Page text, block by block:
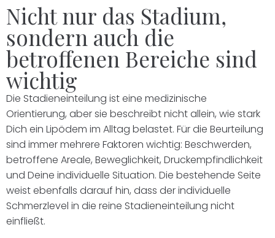
Nicht nur das Stadium,
sondern auch die
betroffenen Bereiche sind
wichtig
Die Stadieneinteilung ist eine medizinische
Orientierung, aber sie beschreibt nicht allein, wie stark
Dich ein Lipödem im Alltag belastet. Für die Beurteilung
sind immer mehrere Faktoren wichtig: Beschwerden,
betroffene Areale, Beweglichkeit, Druckempfindlichkeit
und Deine individuelle Situation. Die bestehende Seite
weist ebenfalls darauf hin, dass der individuelle
Schmerzlevel in die reine Stadieneinteilung nicht
einfließt.